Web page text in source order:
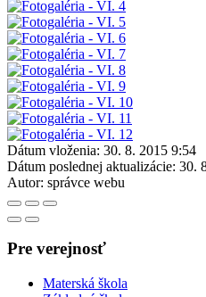
Dátum vloženia: 30. 8. 2015 9:54
Dátum poslednej aktualizácie: 30.
Autor: správce webu
Pre verejnosť
Materská škola